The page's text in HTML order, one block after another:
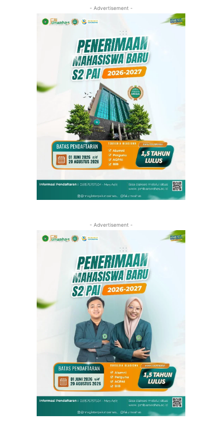
- Advertisement -
- Advertisement -